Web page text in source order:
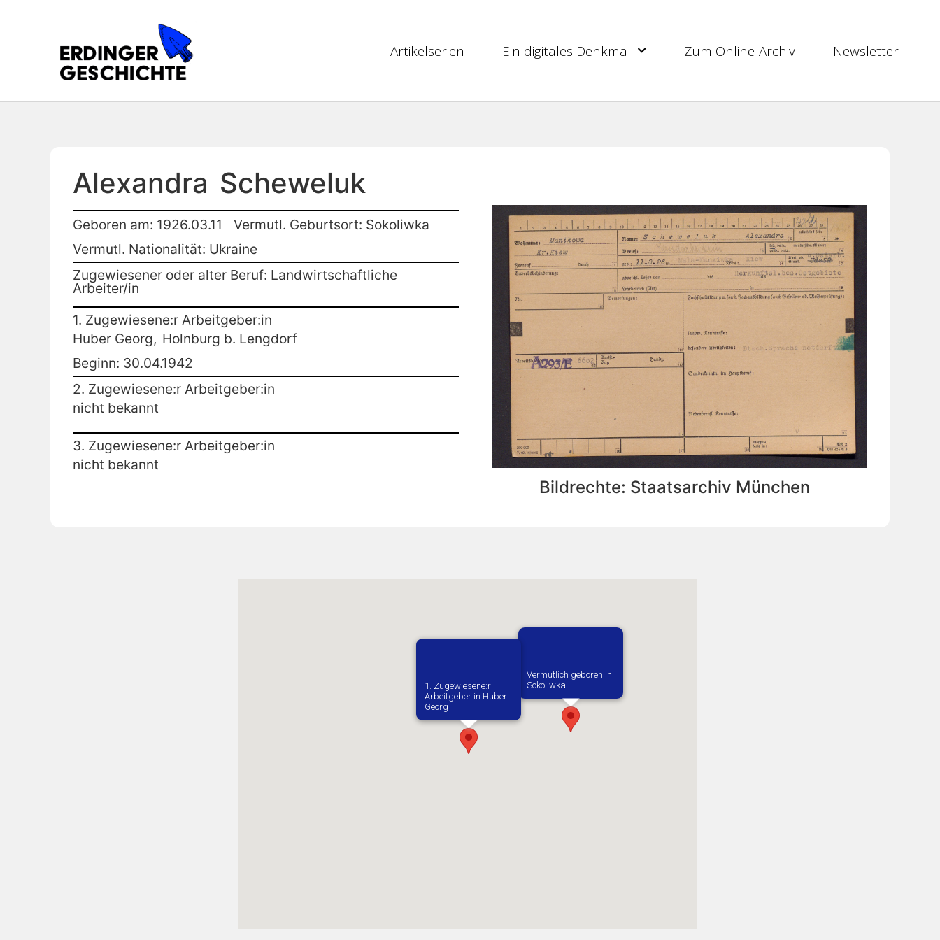
Artikelserien Ein digitales Denkmal Zum Online-Archiv Newsletter
Alexandra Scheweluk
Geboren am: 1926.03.11
Vermutl. Geburtsort: Sokoliwka
Vermutl. Nationalität: Ukraine
Zugewiesener oder alter Beruf: Landwirtschaftliche
Arbeiter/in
1. Zugewiesene:r Arbeitgeber:in
Huber Georg, Holnburg b. Lengdorf
Beginn: 30.04.1942
2. Zugewiesene:r Arbeitgeber:in
nicht bekannt
3. Zugewiesene:r Arbeitgeber:in
nicht bekannt
Bildrechte: Staatsarchiv München
Vermutlich geboren in
Sokoliwka
1. Zugewiesene:r
Arbeitgeber:in​ Huber
Georg